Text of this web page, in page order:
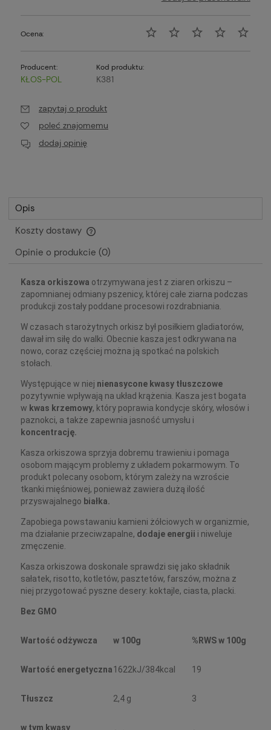
Ocena:
Producent:
KŁOS-POL
Kod produktu:
K381
zapytaj o produkt
poleć znajomemu
dodaj opinię
Opis
Koszty dostawy
Cena nie zawiera ewentualnych kosztów płatności
Opinie o produkcie (0)
Kasza orkiszowa otrzymywana jest z ziaren orkiszu –
zapomnianej odmiany pszenicy, której całe ziarna podczas
produkcji zostały poddane procesowi rozdrabniania.
W czasach starożytnych orkisz był posiłkiem gladiatorów,
dawał im siłę do walki. Obecnie kasza jest odkrywana na
nowo, coraz częściej można ją spotkać na polskich
stołach.
Występujące w niej nienasycone kwasy tłuszczowe
pozytywnie wpływają na układ krążenia. Kasza jest bogata
w kwas krzemowy, który poprawia kondycje skóry, włosów i
paznokci, a także zapewnia jasność umysłu i
koncentrację.
Kasza orkiszowa sprzyja dobremu trawieniu i pomaga
osobom mającym problemy z układem pokarmowym. To
produkt polecany osobom, którym zależy na wzroście
tkanki mięśniowej, ponieważ zawiera dużą ilość
przyswajalnego białka.
Zapobiega powstawaniu kamieni żółciowych w organizmie,
ma działanie przeciwzapalne, dodaje energii i niweluje
zmęczenie.
Kasza orkiszowa doskonale sprawdzi się jako składnik
sałatek, risotto, kotletów, pasztetów, farszów, można z
niej przygotować pyszne desery: koktajle, ciasta, placki.
Bez GMO
Wartość odżywcza w 100g %RWS w 100g
Wartość energetyczna1622kJ/384kcal 19
Tłuszcz 2,4 g 3
w tym kwasy